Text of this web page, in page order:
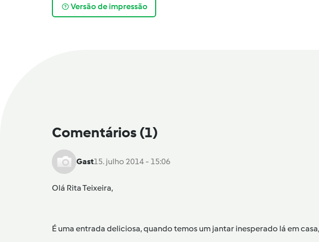
Versão de impressão
Comentários (1)
Gast15. julho 2014 - 15:06
Olá Rita Teixeira,
É uma entrada deliciosa, quando temos um jantar inesperado lá em